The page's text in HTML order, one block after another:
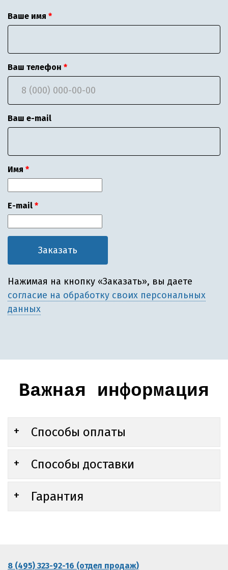
Ваше имя
Ваш телефон
Ваш e-mail
Имя
E-mail
Нажимая на кнопку «Заказать», вы даете
согласие на обработку своих персональных
данных
Важная информация
Способы оплаты
Способы доставки
Гарантия
8 (495) 323-92-16 (отдел продаж)